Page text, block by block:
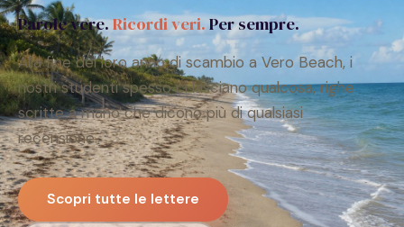
Parole vere.Ricordi veri.Per sempre.
Alla fine del loro anno di scambio a Vero Beach, i
nostri studenti spesso ci lasciano qualcosa, righe
scritte a mano che dicono più di qualsiasi
recensione.
Scopri tutte le lettere